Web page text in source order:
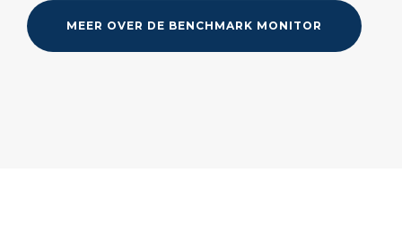
MEER OVER DE BENCHMARK MONITOR